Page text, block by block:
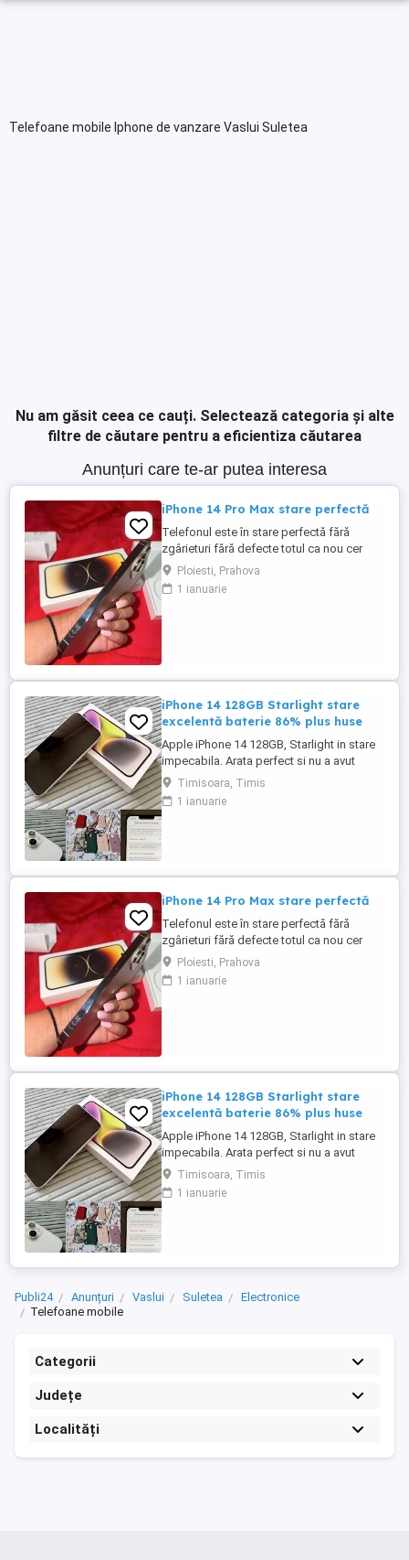
Telefoane mobile Iphone de vanzare Vaslui Suletea
Nu am găsit ceea ce cauți. Selectează categoria și alte
filtre de căutare pentru a eficientiza căutarea
Anunțuri care te-ar putea interesa
iPhone 14 Pro Max stare perfectă
Telefonul este în stare perfectă fără
zgârieturi fără defecte totul ca nou cer
2000 de lei pe el l-am folosit doar eu este
un telefon foarte bun al ofer pentru ca l-
am înlocuit dar este în stare perfectă
Ploiesti, Prahova
1 ianuarie
iPhone 14 128GB Starlight stare
excelentă baterie 86% plus huse
Apple iPhone 14 128GB, Starlight in stare
impecabila. Arata perfect si nu a avut
niciodată probleme. Vine cu cutie si cablu
de încărcare precum si 6 huse de
protecție, doua din ele Styleash Munich cu
Timisoara, Timis
1 ianuarie
iPhone 14 Pro Max stare perfectă
Telefonul este în stare perfectă fără
zgârieturi fără defecte totul ca nou cer
2000 de lei pe el l-am folosit doar eu este
un telefon foarte bun al ofer pentru ca l-
am înlocuit dar este în stare perfectă
Ploiesti, Prahova
1 ianuarie
iPhone 14 128GB Starlight stare
excelentă baterie 86% plus huse
Apple iPhone 14 128GB, Starlight in stare
impecabila. Arata perfect si nu a avut
niciodată probleme. Vine cu cutie si cablu
de încărcare precum si 6 huse de
protecție, doua din ele Styleash Munich cu
Timisoara, Timis
1 ianuarie
Publi24 Anunțuri Vaslui Suletea
Electronice
Telefoane mobile
Categorii
Județe
Localități